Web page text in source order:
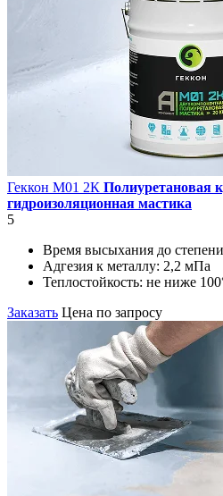
Геккон М01 2К Полиуретановая
гидроизоляционная мастика
5
Время высыхания до
Адгезия к металлу: 2,2 мПа
Теплостойкость: не ниже
Заказать Цена по запросу